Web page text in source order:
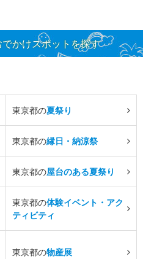
かけスポットを探す
東京都の夏祭り
東京都の縁日・納涼祭
東京都の屋台のある夏祭り
東京都の体験イベント・アク
ティビティ
東京都の物産展